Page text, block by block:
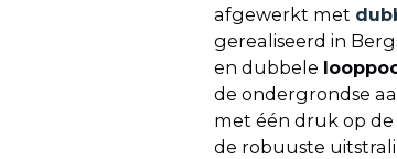
afgewerkt met
gerealiseerd in
en dubbele
de ondergrondse
met één druk op
de robuuste